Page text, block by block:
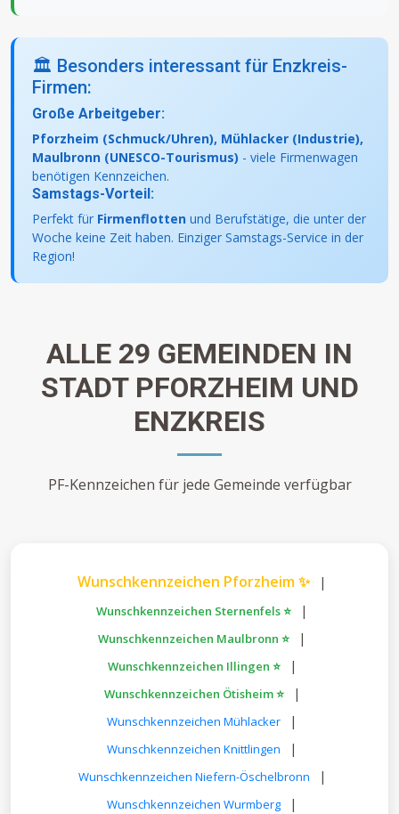
🏛️ Besonders interessant für Enzkreis-
Firmen:
Große Arbeitgeber:
Pforzheim (Schmuck/Uhren), Mühlacker (Industrie),
Maulbronn (UNESCO-Tourismus) - viele Firmenwagen
benötigen Kennzeichen.
Samstags-Vorteil:
Perfekt für Firmenflotten und Berufstätige, die unter der
Woche keine Zeit haben. Einziger Samstags-Service in der
Region!
ALLE 29 GEMEINDEN IN
STADT PFORZHEIM UND
ENZKREIS
PF-Kennzeichen für jede Gemeinde verfügbar
Wunschkennzeichen Pforzheim ✨ |
Wunschkennzeichen Sternenfels ⭐ |
Wunschkennzeichen Maulbronn ⭐ |
Wunschkennzeichen Illingen ⭐ |
Wunschkennzeichen Ötisheim ⭐ |
Wunschkennzeichen Mühlacker |
Wunschkennzeichen Knittlingen |
Wunschkennzeichen Niefern-Öschelbronn |
Wunschkennzeichen Wurmberg |